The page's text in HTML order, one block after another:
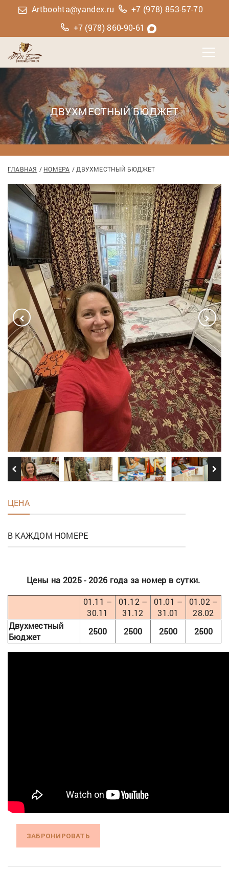
Artboohta@yandex.ru
+7 (978) 853-57-70
+7 (978) 860-90-61
ДВУХМЕСТНЫЙ БЮДЖЕТ
ГЛАВНАЯ НОМЕРА ДВУХМЕСТНЫЙ БЮДЖЕТ
ЦЕНА
В КАЖДОМ НОМЕРЕ
Цены на 2025 - 2026 года за номер в сутки.
01.11 –
30.11
01.12 –
31.12
01.01 –
31.01
01.02 –
28.02
Двухместный
Бюджет
2500 2500 2500 2500
ЗАБРОНИРОВАТЬ